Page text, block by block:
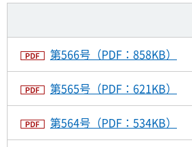
第566号（PDF：858KB）
第565号（PDF：621KB）
第564号（PDF：534KB）